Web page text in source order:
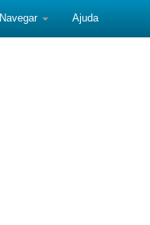
Navegar Ajuda